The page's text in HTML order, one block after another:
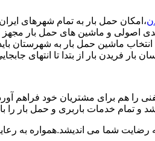
،امکان حمل بار به تمام شهرهای
بندی اصولی و ماشین های حمل بار
ماشین حمل بار به شهرستان
فریدن بار از بتدا تا انتهای
را هم برای مشتریان خود
و تمام خدمات باربری و حمل بار را
رضایت شما می اندیشد.همواره به